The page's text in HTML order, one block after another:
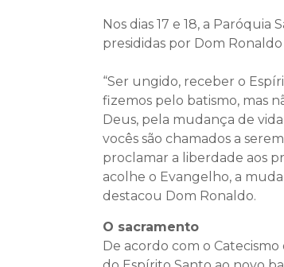
Nos dias 17 e 18, a
presididas por Dom
“Ser ungido, receber o
fizemos pelo batismo, mas
Deus, pela mudança de
vocês são chamados a
proclamar a liberdade aos
acolhe o Evangelho, a
destacou Dom Ronaldo.
O sacramento
De acordo com o